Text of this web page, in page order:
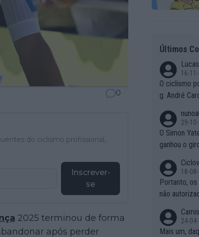
0
do ciclismo profissional,
Inscrever-
se
2025 terminou de forma
após perder
Últimos
16-
O ciclismo
g. André
pado? 29-
O Simon
ganhou o
18-
Portanto,
não
entende...
to é roubar
24-
Mais um,